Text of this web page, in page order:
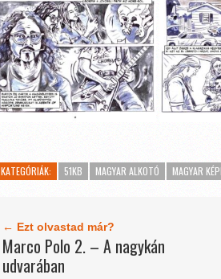
KATEGÓRIÁK: 51KB MAGYAR ALKOTÓ MAGYAR
← Ezt olvastad már?
Marco Polo 2. – A nagykán
udvarában